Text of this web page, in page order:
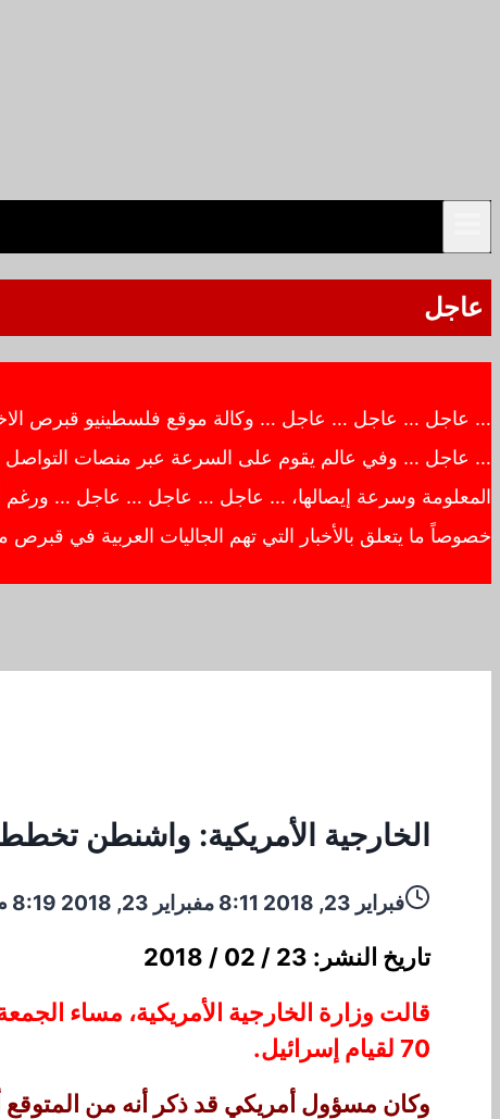
عاجل
… عاجل … عاجل … عاجل … وكالة موقع فلسطينيو قبرص
… عاجل … وفي عالم يقوم على السرعة عبر منصات التواصل
المعلومة وسرعة إيصالها، … عاجل … عاجل … عاجل … ورغم
خصوصاً ما يتعلق بالأخبار التي تهم الجاليات العربية في
الخارجية الأمريكية: واشنطن تخطط
فبراير 23, 2018 8:11 م فبراير 23, 2018 8:19 م
تاريخ النشر: 23 / 02 / 2018
قالت وزارة الخارجية الأمريكية، مساء
70 لقيام إسرائيل.
وكان مسؤول أمريكي قد ذكر أنه من المتوقع